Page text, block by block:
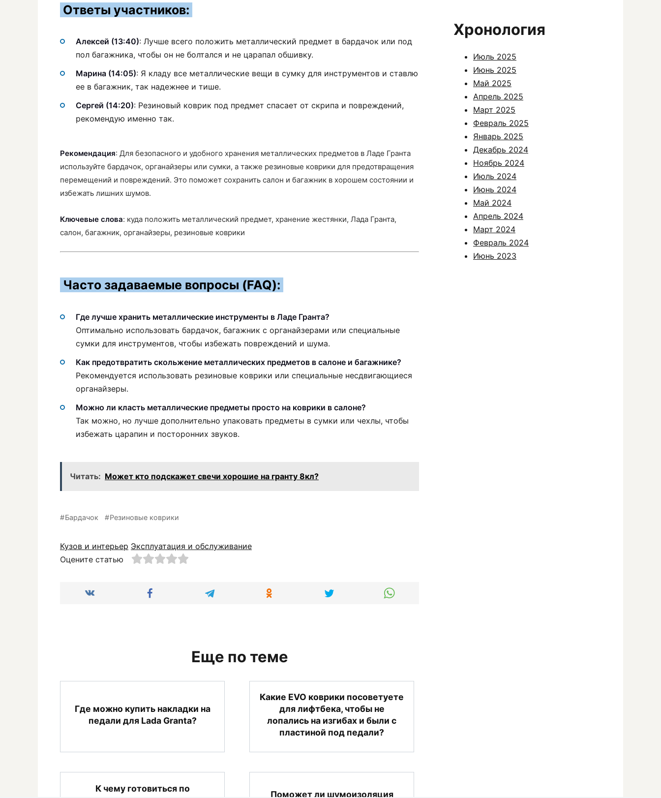
Ответы участников:
Алексей (13:40): Лучше всего положить металлический предмет в бардачок или под
пол багажника, чтобы он не болтался и не царапал обшивку.
Марина (14:05): Я кладу все металлические вещи в сумку для инструментов и ставлю
ее в багажник, так надежнее и тише.
Сергей (14:20): Резиновый коврик под предмет спасает от скрипа и повреждений,
рекомендую именно так.
Рекомендация: Для безопасного и удобного хранения металлических предметов в Ладе Гранта
используйте бардачок, органайзеры или сумки, а также резиновые коврики для предотвращения
перемещений и повреждений. Это поможет сохранить салон и багажник в хорошем состоянии и
избежать лишних шумов.
Ключевые слова: куда положить металлический предмет, хранение жестянки, Лада Гранта,
салон, багажник, органайзеры, резиновые коврики
Часто задаваемые вопросы (FAQ):
Где лучше хранить металлические инструменты в Ладе Гранта?
Оптимально использовать бардачок, багажник с органайзерами или специальные
сумки для инструментов, чтобы избежать повреждений и шума.
Как предотвратить скольжение металлических предметов в салоне и багажнике?
Рекомендуется использовать резиновые коврики или специальные несдвигающиеся
органайзеры.
Можно ли класть металлические предметы просто на коврики в салоне?
Так можно, но лучше дополнительно упаковать предметы в сумки или чехлы, чтобы
избежать царапин и посторонних звуков.
Читать: Может кто подскажет свечи хорошие на гранту 8кл?
Бардачок Резиновые коврики
Кузов и интерьер Эксплуатация и обслуживание
Оцените статью
Еще по теме
Где можно купить накладки на
педали для Lada Granta?
Какие EVO коврики посоветуете
для лифтбека, чтобы не
лопались на изгибах и были с
пластиной под педали?
К чему готовиться по
Поможет ли шумоизоляция
Хронология
Июль 2025
Июнь 2025
Май 2025
Апрель 2025
Март 2025
Февраль 2025
Январь 2025
Декабрь 2024
Ноябрь 2024
Июль 2024
Июнь 2024
Май 2024
Апрель 2024
Март 2024
Февраль 2024
Июнь 2023